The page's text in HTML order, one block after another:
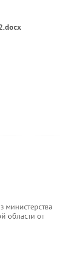
министерства
области от